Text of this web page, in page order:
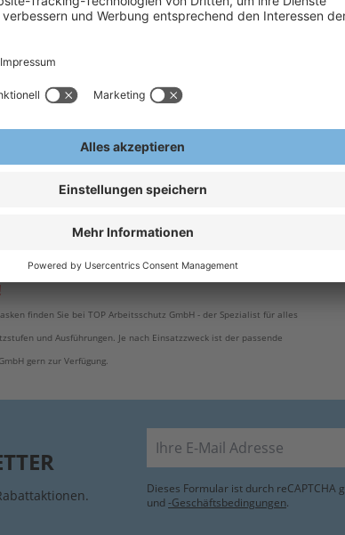
sind)
(ohne Verwendung
stellt nur die
benötigter
finden Sie bei TOP Arbeitsschutz GmbH - der Spezialist für alles
und Ausführungen. Je nach Einsatzzweck ist der passende
gern zur Verfügung.
E-Mail
Dieses Formular ist durch reCAPTCHA
und -Geschäftsbedingungen.